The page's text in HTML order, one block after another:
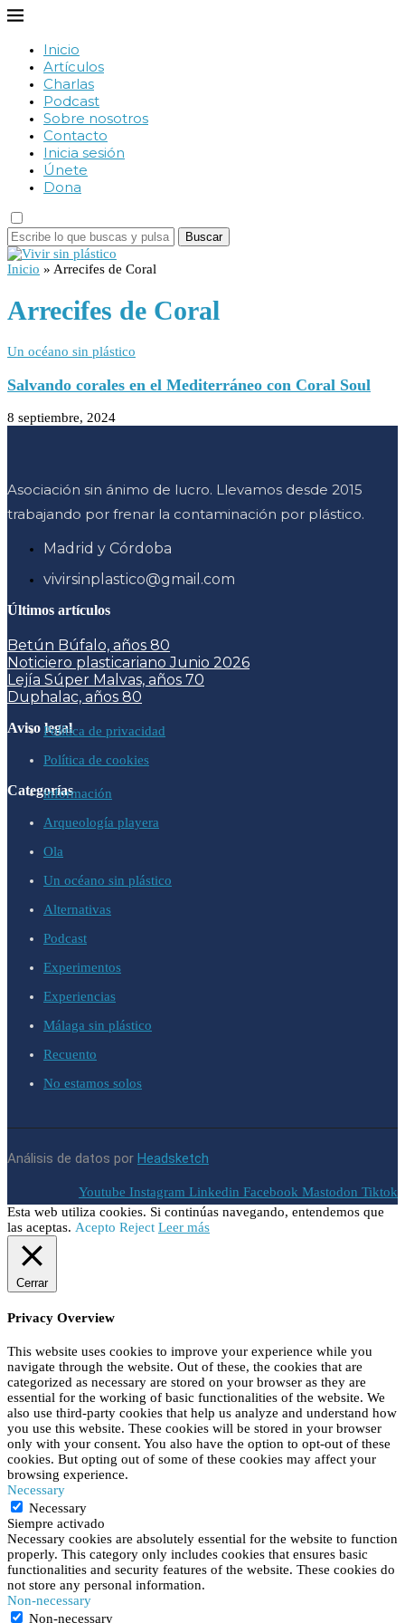
Inicio
Artículos
Charlas
Podcast
Sobre nosotros
Contacto
Inicia sesión
Únete
Dona
Buscar
Inicio » Arrecifes de Coral
Arrecifes de Coral
Un océano sin plástico
Salvando corales en el Mediterráneo con Coral Soul
8 septiembre, 2024
Asociación sin ánimo de lucro. Llevamos desde 2015
trabajando por frenar la contaminación por plástico.
Madrid y Córdoba
vivirsinplastico@gmail.com
Últimos artículos
Betún Búfalo, años 80
Noticiero plasticariano Junio 2026
Lejía Súper Malvas, años 70
Duphalac, años 80
Aviso legalPolítica de privacidad
Política de cookies
Categoríasinformación
Arqueología playera
Ola
Un océano sin plástico
Alternativas
Podcast
Experimentos
Experiencias
Málaga sin plástico
Recuento
No estamos solos
Análisis de datos por Headsketch
Youtube Instagram Linkedin Facebook Mastodon Tiktok
Esta web utiliza cookies. Si continúas navegando, entendemos que
las aceptas. Acepto Reject Leer más
Cerrar
Privacy Overview
This website uses cookies to improve your experience while you
navigate through the website. Out of these, the cookies that are
categorized as necessary are stored on your browser as they are
essential for the working of basic functionalities of the website. We
also use third-party cookies that help us analyze and understand how
you use this website. These cookies will be stored in your browser
only with your consent. You also have the option to opt-out of these
cookies. But opting out of some of these cookies may affect your
browsing experience.
Necessary
Necessary
Siempre activado
Necessary cookies are absolutely essential for the website to function
properly. This category only includes cookies that ensures basic
functionalities and security features of the website. These cookies do
not store any personal information.
Non-necessary
Non-necessary